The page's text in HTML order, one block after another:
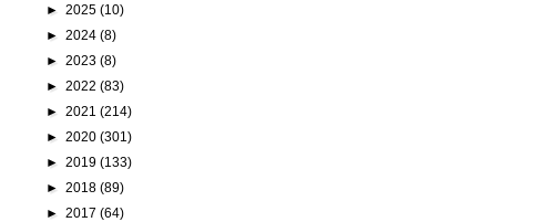
► 2025 (10)
► 2024 (8)
► 2023 (8)
► 2022 (83)
► 2021 (214)
► 2020 (301)
► 2019 (133)
► 2018 (89)
► 2017 (64)